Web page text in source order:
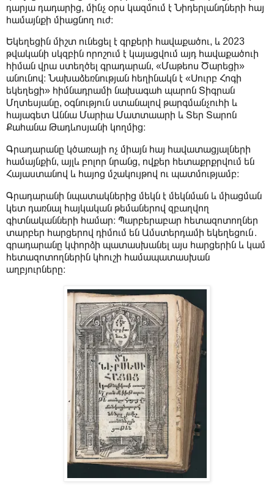
դարյա դադարից, մինչ օրս կազմում է Նիդերլանդների հայ
համայնքի միացնող ուժ։
Եկեղեցին միշտ ունեցել է գրքերի հավաքածու, և 2023
թվականի սկզբին որոշում է կայացվում այդ հավաքածուի
հիման վրա ստեղծել գրադարան, «Մաթեոս Ծարեցի»
անունով։ Նախաձեռնության հեղինակն է «Սուրբ Հոգի
եկեղեցի» հիմնադրամի նախագահ պարոն Տիգրան
Մղտեսյանը, օգնություն ստանալով թարգմանչուհի և
հայագետ Աննա Մարիա Մատտաարի և Տեր Տարոն
Քահանա Թադևոսյանի կողմից։
Գրադարանը կծառայի ոչ միայն հայ հավատացյալների
համայնքին, այլև բոլոր նրանց, ովքեր հետաքրքրվում են
Հայաստանով և հայոց մշակույթով ու պատմությամբ։
Գրադարանի նպատակներից մեկն է մեկնման և միացման
կետ դառնալ հայկական թեմաներով զբաղվող
գիտնականների համար։ Պարբերաբար հետազոտողներ
տարբեր հարցերով դիմում են Ամստերդամի եկեղեցուն․
գրադարանը կփորձի պատասխանել այս հարցերին և կամ
հետազոտողներին կհուշի համապատասխան
աղբյուրները։